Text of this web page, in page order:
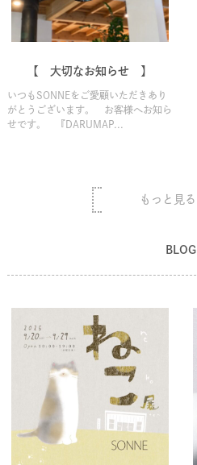
【 大切なお知らせ 】
いつもSONNEをご愛顧いただきあり
がとうございます。 お客様へお知ら
せです。 『DARUMAP...
もっと見る
BLOG